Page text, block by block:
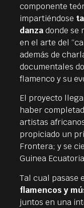
componente
impartiéndose
danzadonde se
en el arte del
además de
documentales
flamenco y su
El proyecto
haber
artistas
propiciado un
Frontera; y se
Guinea
Tal cual pasase
flamencos y
juntos en una